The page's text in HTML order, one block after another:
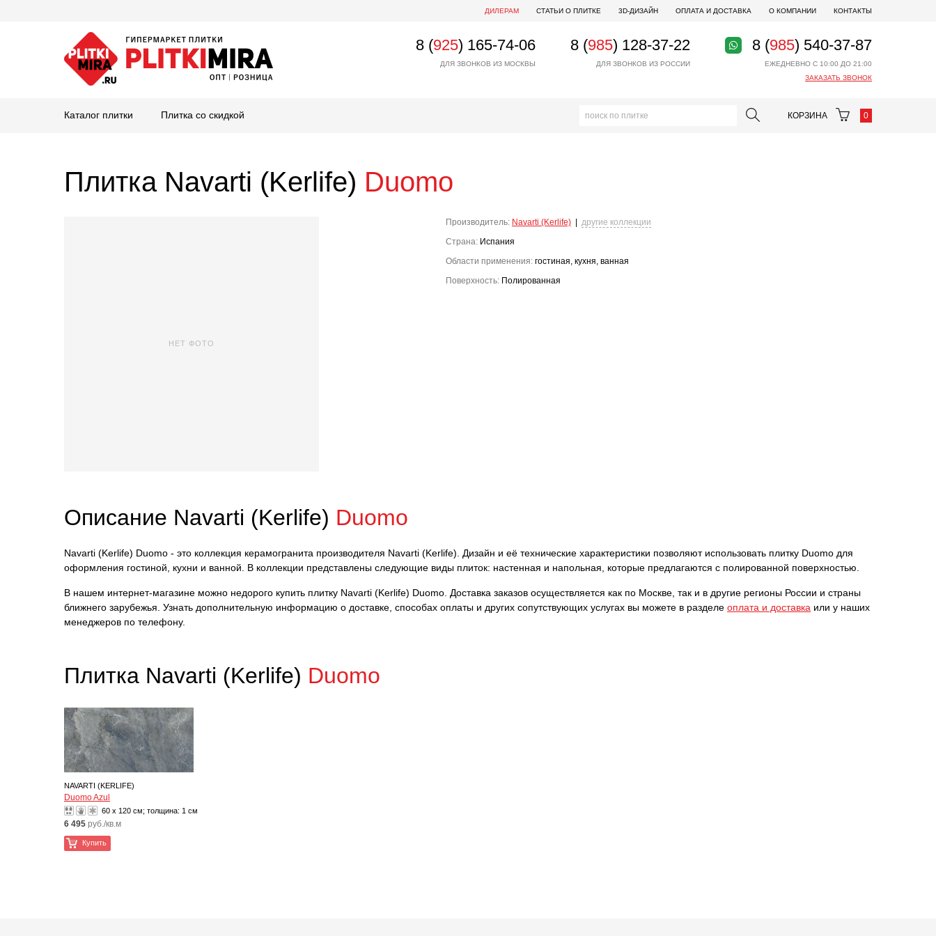
ДИЛЕРАМ СТАТЬИ О ПЛИТКЕ 3D-ДИЗАЙН ОПЛАТА И ДОСТАВКА О КОМПАНИИ КОНТАКТЫ
8 (925) 165-74-06
ДЛЯ ЗВОНКОВ ИЗ МОСКВЫ
8 (985) 128-37-22
ДЛЯ ЗВОНКОВ ИЗ РОССИИ
8 (985) 540-37-87
ЕЖЕДНЕВНО С 10:00 ДО 21:00
ЗАКАЗАТЬ ЗВОНОК
Каталог плитки Плитка со скидкой КОРЗИНА 0
Плитка Navarti (Kerlife) Duomo
НЕТ ФОТО
Производитель: Navarti (Kerlife)
другие коллекции
Страна: Испания
Области применения: гостиная, кухня, ванная
Поверхность: Полированная
Описание Navarti (Kerlife) Duomo
Navarti (Kerlife) Duomo - это коллекция керамогранита производителя Navarti (Kerlife). Дизайн и её технические характеристики позволяют использовать плитку Duomo для
оформления гостиной, кухни и ванной. В коллекции представлены следующие виды плиток: настенная и напольная, которые предлагаются с полированной поверхностью.
В нашем интернет-магазине можно недорого купить плитку Navarti (Kerlife) Duomo. Доставка заказов осуществляется как по Москве, так и в другие регионы России и страны
ближнего зарубежья. Узнать дополнительную информацию о доставке, способах оплаты и других сопутствующих услугах вы можете в разделе оплата и доставка или у наших
менеджеров по телефону.
Плитка Navarti (Kerlife) Duomo
NAVARTI (KERLIFE)
Duomo Azul
60 x 120 см; толщина: 1 см
6 495 руб./кв.м
Купить